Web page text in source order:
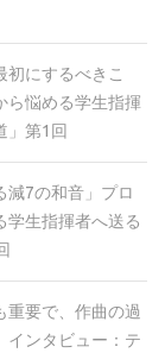
初にするべきこ
ら悩める学生指揮
」第1回
減7の和音」プロ
学生指揮者へ送る
重要で、作曲の過
インタビュー：テ